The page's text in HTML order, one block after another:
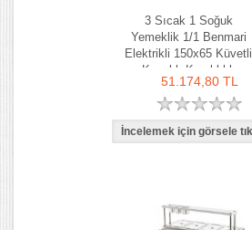
3 Sıcak 1 Soğuk
Yemeklik 1/1 Benmari
Elektrikli 150x65 Küvetli
Kapaklı Kaşıklıklı
51.174,80 TL